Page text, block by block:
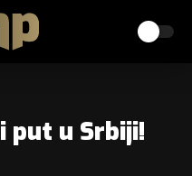
put u Srbiji!